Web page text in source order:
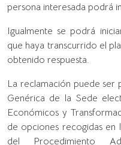
persona interesada podrá
Igualmente se podrá
que haya transcurrido el
obtenido respuesta.
La reclamación puede ser
Genérica de la Sede
Económicos y
de opciones recogidas
del Procedimiento